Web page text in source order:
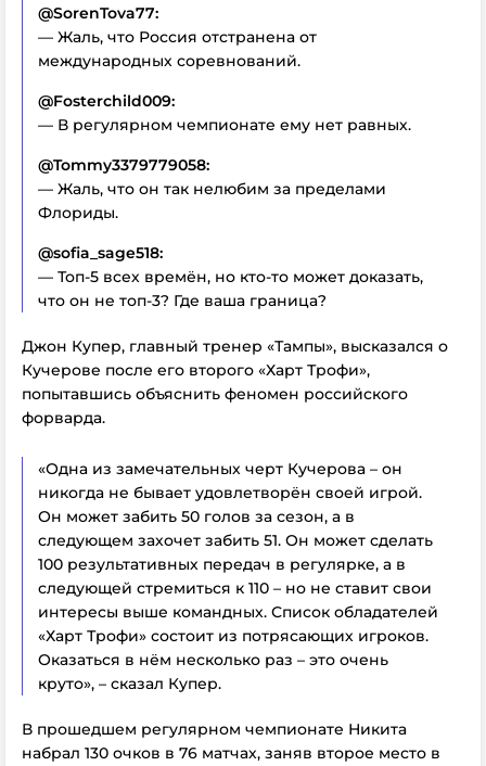
@SorenTova77:
— Жаль, что Россия отстранена от
международных соревнований.
@Fosterchild009:
— В регулярном чемпионате ему нет равных.
@Tommy3379779058:
— Жаль, что он так нелюбим за пределами
Флориды.
@sofia_sage518:
— Топ-5 всех времён, но кто-то может доказать,
что он не топ-3? Где ваша граница?
Джон Купер, главный тренер «Тампы», высказался о
Кучерове после его второго «Харт Трофи»,
попытавшись объяснить феномен российского
форварда.
«Одна из замечательных черт Кучерова – он
никогда не бывает удовлетворён своей игрой.
Он может забить 50 голов за сезон, а в
следующем захочет забить 51. Он может сделать
100 результативных передач в регулярке, а в
следующей стремиться к 110 – но не ставит свои
интересы выше командных. Список обладателей
«Харт Трофи» состоит из потрясающих игроков.
Оказаться в нём несколько раз – это очень
круто», – сказал Купер.
В прошедшем регулярном чемпионате Никита
набрал 130 очков в 76 матчах, заняв второе место в